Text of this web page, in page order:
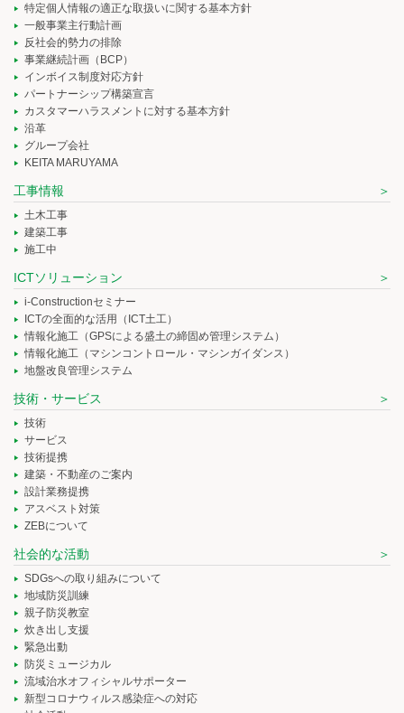
特定個人情報の適正な取扱いに関する基本方針
一般事業主行動計画
反社会的勢力の排除
事業継続計画（BCP）
インボイス制度対応方針
パートナーシップ構築宣言
カスタマーハラスメントに対する基本方針
沿革
グループ会社
KEITA MARUYAMA
工事情報
土木工事
建築工事
施工中
ICTソリューション
i-Constructionセミナー
ICTの全面的な活用（ICT土工）
情報化施工（GPSによる盛土の締固め管理システム）
情報化施工（マシンコントロール・マシンガイダンス）
地盤改良管理システム
技術・サービス
技術
サービス
技術提携
建築・不動産のご案内
設計業務提携
アスベスト対策
ZEBについて
社会的な活動
SDGsへの取り組みについて
地域防災訓練
親子防災教室
炊き出し支援
緊急出動
防災ミュージカル
流域治水オフィシャルサポーター
新型コロナウィルス感染症への対応